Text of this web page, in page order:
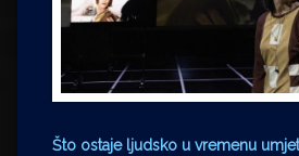
Što ostaje ljudsko u vremenu